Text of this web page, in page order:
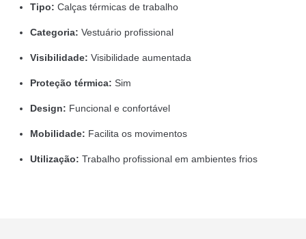
Tipo: Calças térmicas de trabalho
Categoria: Vestuário profissional
Visibilidade: Visibilidade aumentada
Proteção térmica: Sim
Design: Funcional e confortável
Mobilidade: Facilita os movimentos
Utilização: Trabalho profissional em ambientes frios